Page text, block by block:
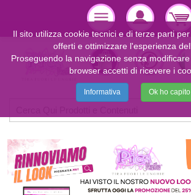
Il sito utilizza cookie tecnici e di terze parti
offerti e ottimizzare l'esperienza
Proseguendo la navigazione senza
browser accetti di ricevere i
Informativa Ok ho capito